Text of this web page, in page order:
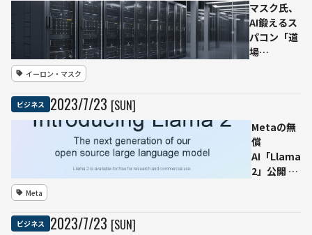
マスク氏、
AI鍛えるス
パコン「道
場
資」市場は
動揺
イーロン・マスク
ビジネス 2023/7/23 [SUN]
Metaの無
償
AI「Llama
2」公開 商
Meta
ビジネス 2023/7/23 [SUN]